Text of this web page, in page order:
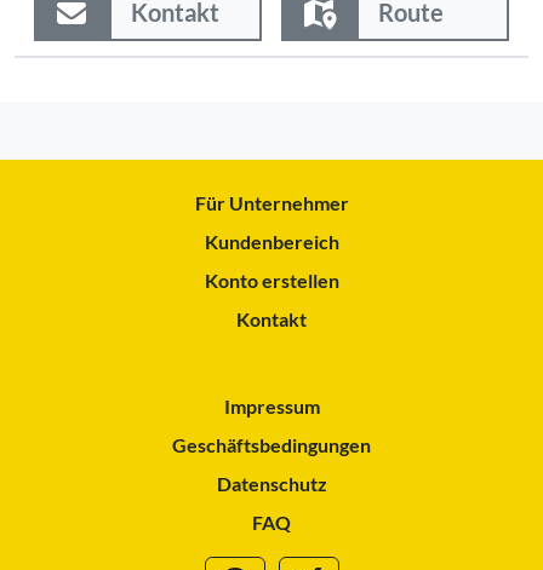
Kontakt Route
Für Unternehmer
Kundenbereich
Konto erstellen
Kontakt
Impressum
Geschäftsbedingungen
Datenschutz
FAQ